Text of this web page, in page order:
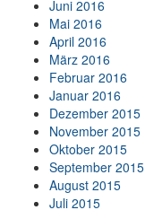
Juni 2016
Mai 2016
April 2016
März 2016
Februar 2016
Januar 2016
Dezember 2015
November 2015
Oktober 2015
September 2015
August 2015
Juli 2015